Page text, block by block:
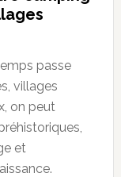
passe
villages
on peut
et